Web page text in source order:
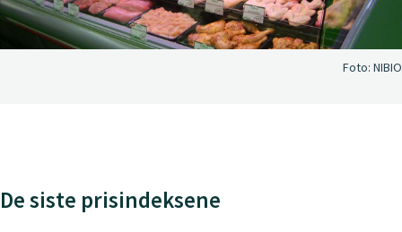
Foto: NIBIO
De siste prisindeksene